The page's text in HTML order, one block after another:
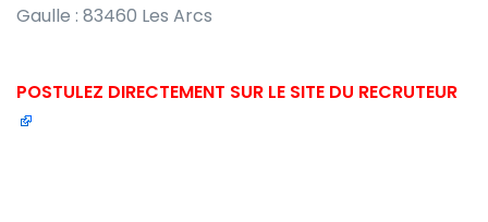
Gaulle : 83460 Les Arcs
POSTULEZ DIRECTEMENT SUR LE SITE DU RECRUTEUR